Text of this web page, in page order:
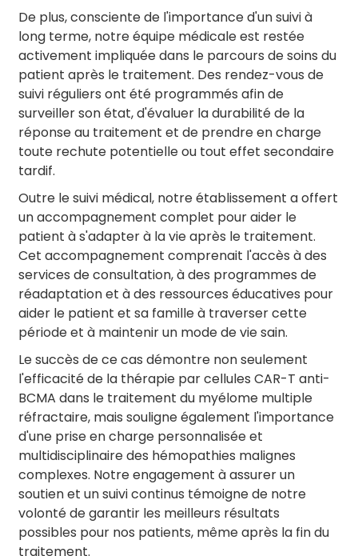
De plus, consciente de l'importance d'un suivi à
long terme, notre équipe médicale est restée
activement impliquée dans le parcours de soins du
patient après le traitement. Des rendez-vous de
suivi réguliers ont été programmés afin de
surveiller son état, d'évaluer la durabilité de la
réponse au traitement et de prendre en charge
toute rechute potentielle ou tout effet secondaire
tardif.
Outre le suivi médical, notre établissement a offert
un accompagnement complet pour aider le
patient à s'adapter à la vie après le traitement.
Cet accompagnement comprenait l'accès à des
services de consultation, à des programmes de
réadaptation et à des ressources éducatives pour
aider le patient et sa famille à traverser cette
période et à maintenir un mode de vie sain.
Le succès de ce cas démontre non seulement
l'efficacité de la thérapie par cellules CAR-T anti-
BCMA dans le traitement du myélome multiple
réfractaire, mais souligne également l'importance
d'une prise en charge personnalisée et
multidisciplinaire des hémopathies malignes
complexes. Notre engagement à assurer un
soutien et un suivi continus témoigne de notre
volonté de garantir les meilleurs résultats
possibles pour nos patients, même après la fin du
traitement.